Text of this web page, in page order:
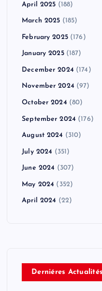
April 2025 (188)
March 2025 (185)
February 2025(176)
January 2025(187)
December 2024 (174)
November 2024 (97)
October 2024 (80)
September 2024 (176)
August 2024 (310)
July 2024 (351)
June 2024 (307)
May 2024 (352)
April 2024 (22)
Derniéres Actualités